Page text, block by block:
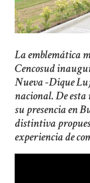
La emblemática
Cencosud
Nueva -Dique
nacional. De
su presencia en
distintiva
experiencia de